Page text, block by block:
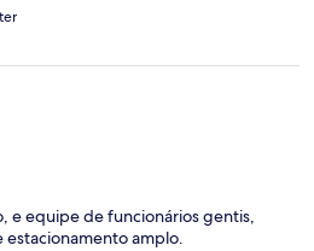
e equipe de funcionários gentis,
estacionamento amplo.